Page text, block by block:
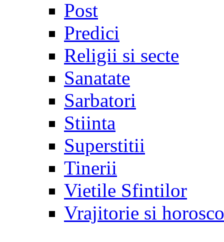
Post
Predici
Religii si secte
Sanatate
Sarbatori
Stiinta
Superstitii
Tinerii
Vietile Sfintilor
Vrajitorie si